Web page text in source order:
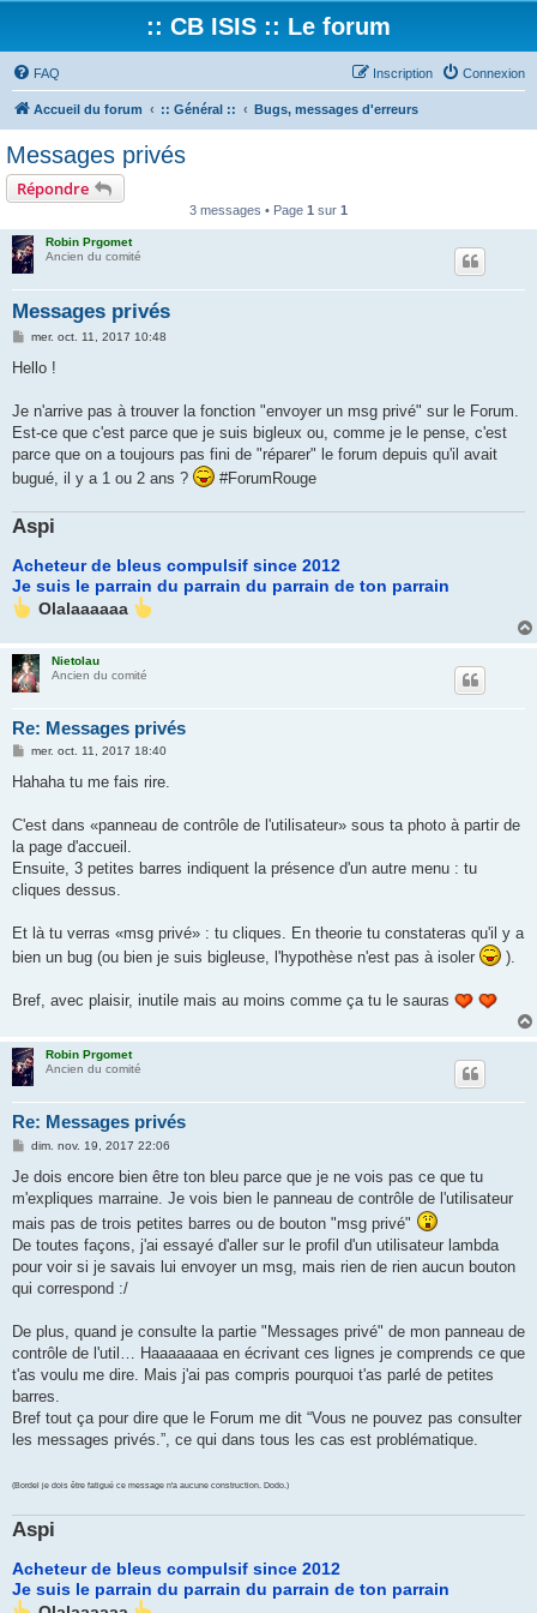
:: CB ISIS :: Le forum
FAQ Connexion
Inscription
Accueil du forum :: Général :: Bugs, messages d'erreurs
Messages privés
Répondre
3 messages • Page 1 sur 1
Robin Prgomet
Ancien du comité
Messages privés
M
s
g
mer. oct. 11, 2017 10:48
Hello !
Je n'arrive pas à trouver la fonction "envoyer un msg privé" sur le Forum.
Est-ce que c'est parce que je suis bigleux ou, comme je le pense, c'est
parce que on a toujours pas fini de "réparer" le forum depuis qu'il avait
bugué, il y a 1 ou 2 ans ?
#ForumRouge
Aspi
Acheteur de bleus compulsif since 2012
Je suis le parrain du parrain du parrain de ton parrain
Olalaaaaaa
Nietolau
Ancien du comité
Re: Messages privés
M
s
g
mer. oct. 11, 2017 18:40
Hahaha tu me fais rire.
C'est dans «panneau de contrôle de l'utilisateur» sous ta photo à partir de
la page d'accueil.
Ensuite, 3 petites barres indiquent la présence d'un autre menu : tu
cliques dessus.
Et là tu verras «msg privé» : tu cliques. En theorie tu constateras qu'il y a
bien un bug (ou bien je suis bigleuse, l'hypothèse n'est pas à isoler
).
Bref, avec plaisir, inutile mais au moins comme ça tu le sauras
Robin Prgomet
Ancien du comité
Re: Messages privés
M
s
a
e
dim. nov. 19, 2017 22:06
Je dois encore bien être ton bleu parce que je ne vois pas ce que tu
m'expliques marraine. Je vois bien le panneau de contrôle de l'utilisateur
mais pas de trois petites barres ou de bouton "msg privé"
De toutes façons, j'ai essayé d'aller sur le profil d'un utilisateur lambda
pour voir si je savais lui envoyer un msg, mais rien de rien aucun bouton
qui correspond :/
De plus, quand je consulte la partie "Messages privé" de mon panneau de
contrôle de l'util… Haaaaaaaa en écrivant ces lignes je comprends ce que
t'as voulu me dire. Mais j'ai pas compris pourquoi t'as parlé de petites
barres.
Bref tout ça pour dire que le Forum me dit “Vous ne pouvez pas consulter
les messages privés.”, ce qui dans tous les cas est problématique.
(Bordel je dois être fatigué ce message n'a aucune construction. Dodo.)
Aspi
Acheteur de bleus compulsif since 2012
Je suis le parrain du parrain du parrain de ton parrain